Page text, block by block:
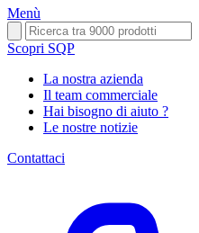
Menù
Scopri SQP
La nostra azienda
Il team commerciale
Hai bisogno di aiuto ?
Le nostre notizie
Contattaci